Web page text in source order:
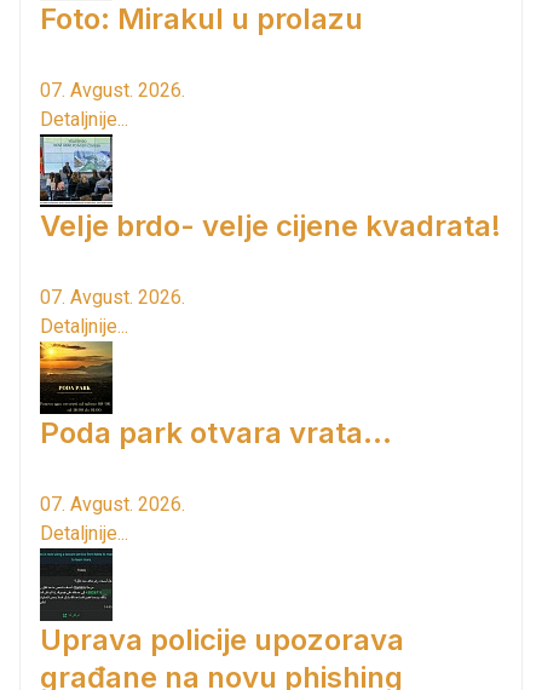
Foto: Mirakul u prolazu
07. Avgust. 2026.
Detaljnije...
Velje brdo- velje cijene kvadrata!
07. Avgust. 2026.
Detaljnije...
Poda park otvara vrata...
07. Avgust. 2026.
Detaljnije...
Uprava policije upozorava
građane na novu phishing